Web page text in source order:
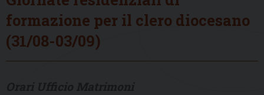
formazione per il clero diocesano
(31/08-03/09)